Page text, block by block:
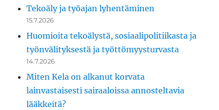
Tekoäly ja työajan lyhentäminen
15.7.2026
Huomioita tekoälystä, sosiaalipolitiikasta ja
työnvälityksestä ja työttömyysturvasta
14.7.2026
Miten Kela on alkanut korvata
lainvastaisesti sairaaloissa annosteltavia
lääkkeitä?